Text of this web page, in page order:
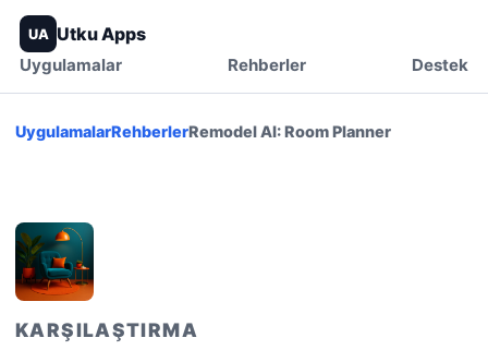
UA Utku Apps
Uygulamalar Rehberler Destek
UygulamalarRehberlerRemodel AI: Room Planner
KARŞILAŞTIRMA